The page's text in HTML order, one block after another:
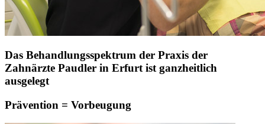
Das Behandlungsspektrum der Praxis der
Zahnärzte Paudler in Erfurt ist ganzheitlich
ausgelegt
Prävention = Vorbeugung